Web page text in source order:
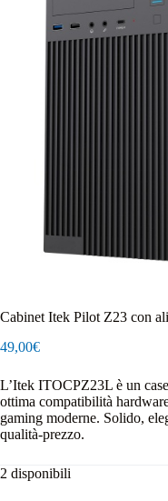
Cabinet Itek Pilot Z23 con
49,00€
L’Itek ITOCPZ23L è un
ottima compatibilità
gaming moderne. Solido,
qualità‑prezzo.
2 disponibili